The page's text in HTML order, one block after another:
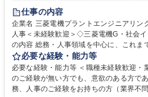
退職金あり
駅近5分以内
土日祝休み 服装自由
仕事の内容
企業名 三菱電機プラントエンジニアリング株式会社 求人
人事＜未経験歓迎＞◇三菱電機G・社会イ
の内容 総務・人事領域を中心に、これま
します。 ＜具体的には＞ ・総務/人事労務（給与・社保・勤怠管理など）
・採用・教育研修 ・福利厚生運用 など
採用や教育等の業務内容により、関西圏
出張もございます。 ※担当業務を持ちつ
必要な経験・能力等
必要な経験・能力等 ＜職種未経験歓迎・
のご経験が無い方でも、意欲のある方で
務、人事のご経験をお持ちの方（業界不問） ■求める人物像：・社